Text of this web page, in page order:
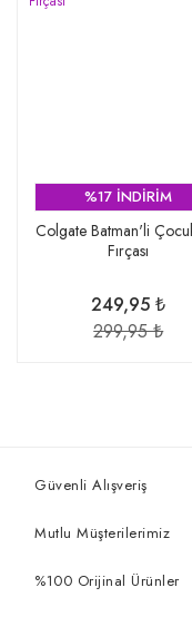
%17 İNDİRİM
Colgate Batman'li
Fırçası
249,95 ₺
299,95 ₺
Güvenli Alışveriş
Mutlu Müşterilerimiz
%100 Orijinal Ürünler